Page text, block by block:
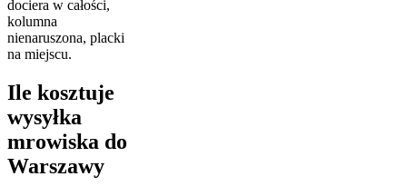
dociera w całości,
kolumna
nienaruszona, placki
na miejscu.
Ile kosztuje
wysyłka
mrowiska do
Warszawy